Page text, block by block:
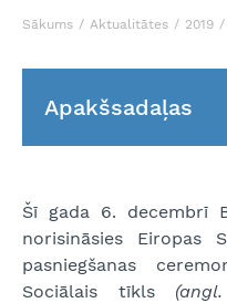
Sākums Aktualitātes 2019
Apakšsadaļas
Šī gada 6. decembrī
norisināsies Eiropas
pasniegšanas
Sociālais tīkls